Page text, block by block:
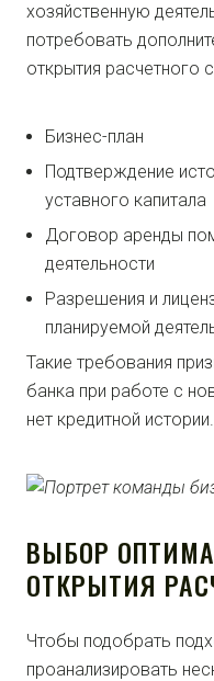
хозяйственную
потребовать
открытия расчетного
Бизнес-план
Подтверждение
уставного капитала
Договор аренды
деятельности
Разрешения и
планируемой
Такие требования
банка при работе с
нет кредитной истории.
ВЫБОР
ОТКРЫТИЯ
Чтобы подобрать
проанализировать